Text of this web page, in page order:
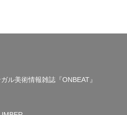
ル美術情報雑誌『ONBEAT』